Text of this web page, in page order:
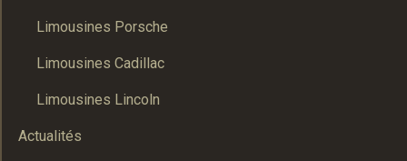
Limousines Porsche
Limousines Cadillac
Limousines Lincoln
Actualités